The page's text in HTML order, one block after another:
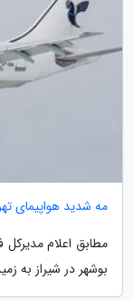
مه شدید هواپیمای
مطابق اعلام مدیرکل
بوشهر در شیراز به